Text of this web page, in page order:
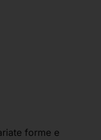
forme e